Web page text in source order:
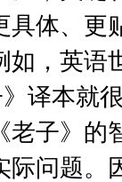
具体、更
如，英语
译本就
老子》的
际问题。